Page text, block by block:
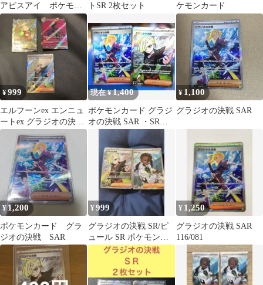
アビスアイ ポケモン
カード
トSR 2枚セット
ケモンカード
¥999
エルフーンex エンニュ
ートex グラジオの決
戦 sr まとめ売り
現在 ¥1,400
ポケモンカード グラジ
オの決戦 SAR ・SRセ
ット
¥ 1,100
グラジオの決戦 SAR
¥1,200
ポケモンカード グラ
ジオの決戦 SAR
¥999
グラジオの決戦 SR/ピ
ュール SR ポケモンカ
ード セット
¥ 1,250
グラジオの決戦 SAR
116/081